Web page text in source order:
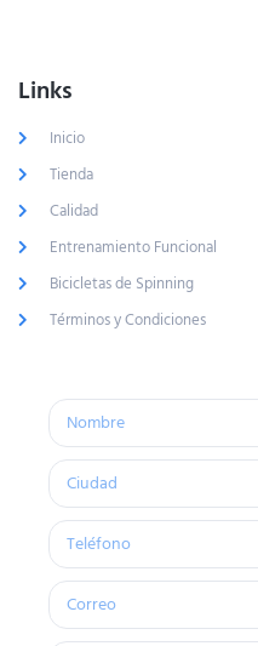
Links
Inicio
Tienda
Calidad
Entrenamiento Funcional
Bicicletas de Spinning
Términos y Condiciones